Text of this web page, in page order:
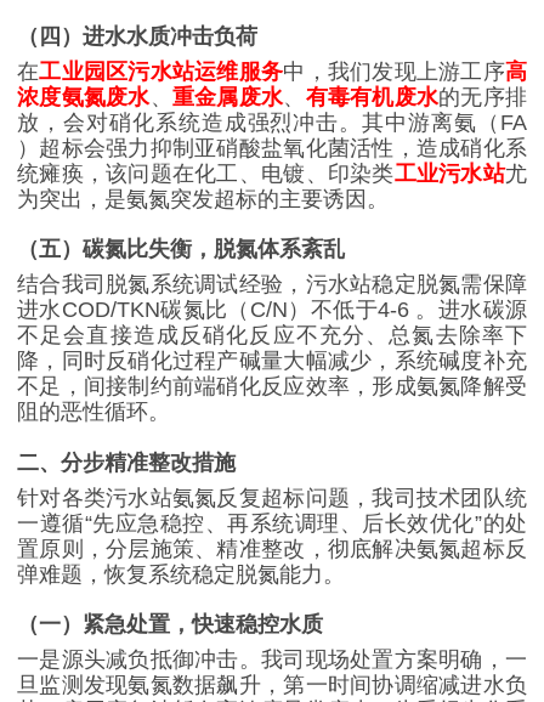
（四）进水水质冲击负荷
在工业园区污水站运维服务中，我们发现上游工序高
浓度氨氮废水、 重金属废水、 有毒有机废水的无序排
放，会对硝化系统造成强烈冲击。其中游离氨（ FA
）超标会强力抑制亚硝酸盐氧化菌活性，造成硝化系
统瘫痪，该问题在化工、电镀、印染类工业污水站尤
为突出，是氨氮突发超标的主要诱因。
（五）碳氮比失衡，脱氮体系紊乱
结合我司脱氮系统调试经验，污水站稳定脱氮需保障
进水COD/TKN碳氮比（ C/N ）不低于4-6 。进水碳源
不足会直接造成反硝化反应不充分、总氮去除率下
降，同时反硝化过程产碱量大幅减少，系统碱度补充
不足，间接制约前端硝化反应效率，形成氨氮降解受
阻的恶性循环。
二、分步精准整改措施
针对各类污水站氨氮反复超标问题，我司技术团队统
一遵循“先应急稳控、再系统调理、后长效优化”的处
置原则，分层施策、精准整改，彻底解决氨氮超标反
弹难题，恢复系统稳定脱氮能力。
（一）紧急处置，快速稳控水质
一是源头减负抵御冲击。我司现场处置方案明确，一
旦监测发现氨氮数据飙升，第一时间协调缩减进水负